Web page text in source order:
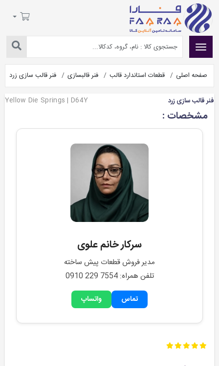
صفحه اصلی قطعات استاندارد قالب فنر قالبسازی فنر قالب سازی زرد
فنر قالب سازی زرد Yellow Die Springs | D64Y
مشخصات :
سرکار خانم علوی
مدیر فروش قطعات پیش ساخته
تلفن همراه: 0910 229 7554
تماس واتساپ